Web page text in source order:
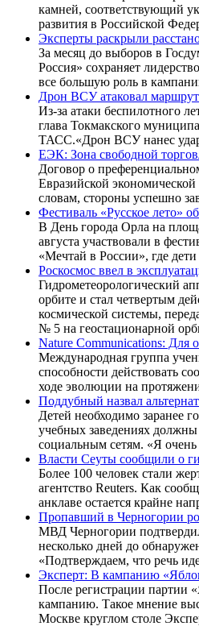
камней, соответствующий
развития в Российской
Эксперты раскрыли
За месяц до выборов в
Россия» сохраняет
все большую роль в
Дрон ВСУ атаковал
Из-за атаки беспилотного
глава Токмакского
ТАСС.«Дрон ВСУ нанес удар
ЕЭК: Зона свободной
Договор о
Евразийской
словам, стороны успешно
Фестиваль «Русское лето»
В День города Орла на
августа участвовали в
«Мечтай в России», где
Роскосмос ввел в
Гидрометеорологический
орбите и стал четвертым
космической системы,
№ 5 на геостационарной
Nature Communications: Для
Международная группа
способности действовать
ходе эволюции на
Поддубный назвал
Детей необходимо заранее
учебных заведениях
социальным сетям. «Я
Власти Сеуты сообщили о
Более 100 человек стали
агентство Reuters. Как
анклаве остается крайне
Пропавший в Черногории
МВД Черногории
несколько дней до
«Подтверждаем, что речь
Эксперт: В кампанию
После регистрации партии
кампанию. Такое мнение
Москве круглом столе